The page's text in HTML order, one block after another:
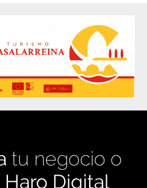
tu negocio o
Haro Digital